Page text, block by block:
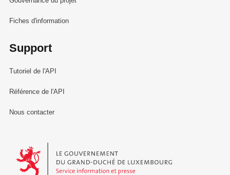
Fiches d'information
Support
Tutoriel de l'API
Référence de l'API
Nous contacter
Le Gouvernement du Grand-Duché de Luxembourg - Service